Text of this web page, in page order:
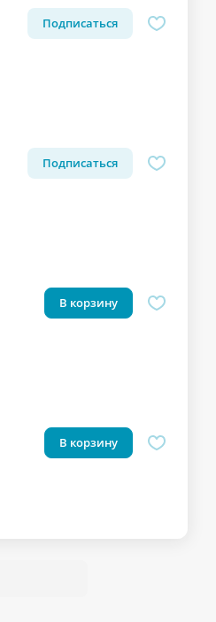
Подписаться
Подписаться
В корзину
В корзину